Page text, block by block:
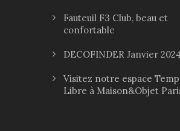
Fauteuil F3 Club, beau et
confortable
DECOFINDER Janvier 2024
Visitez notre espace
Libre à Maison&Objet